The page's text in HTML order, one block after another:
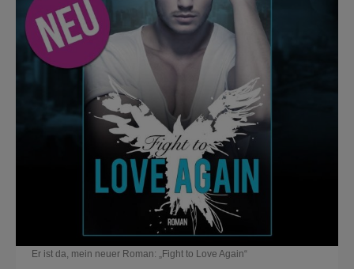
Er ist da, mein neuer Roman: „Fight to Love Again“